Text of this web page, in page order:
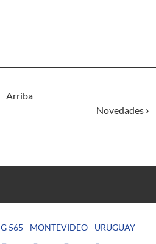
Arriba
Novedades ›
565 - MONTEVIDEO - URUGUAY